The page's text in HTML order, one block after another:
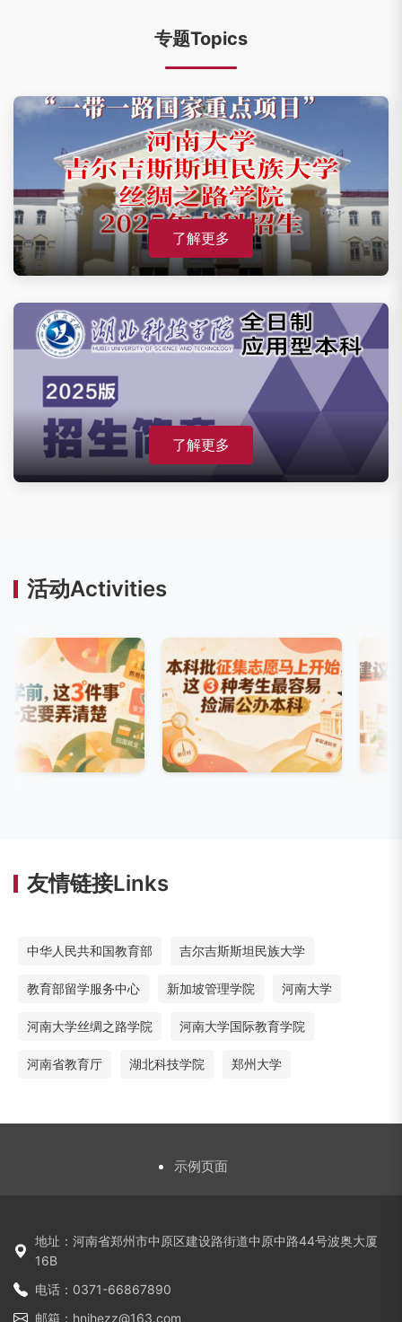
专题Topics
了解更多
了解更多
活动Activities
友情链接Links
中华人民共和国教育部 吉尔吉斯斯坦民族大学
教育部留学服务中心 新加坡管理学院 河南大学
河南大学丝绸之路学院 河南大学国际教育学院
河南省教育厅 湖北科技学院 郑州大学
示例页面
地址：河南省郑州市中原区建设路街道中原中路44号波奥大厦
16B
电话：0371-66867890
邮箱：hnihezz@163.com